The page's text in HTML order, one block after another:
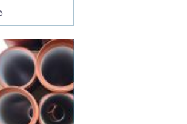
till större
och
bowling är ett
hur en
miljö kan...